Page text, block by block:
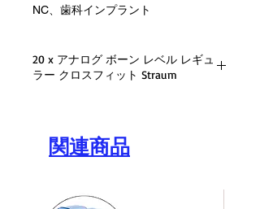
NC、歯科インプラント
20 x アナログ ボーン レベル レギュ
ラー クロスフィット Straum
:: モールステーパー CrossFit® 接続シ
ステム
:: 対応機種: Straumann BL (ボーンレベ
関連商品